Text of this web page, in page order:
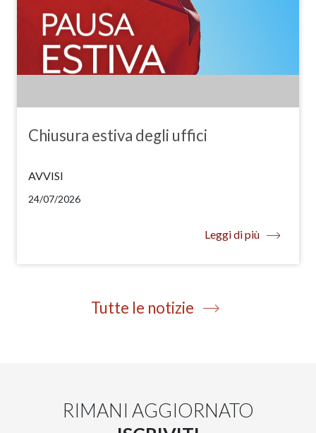
Chiusura estiva degli uffici
AVVISI
24/07/2026
Leggi di più
Tutte le notizie
RIMANI AGGIORNATO